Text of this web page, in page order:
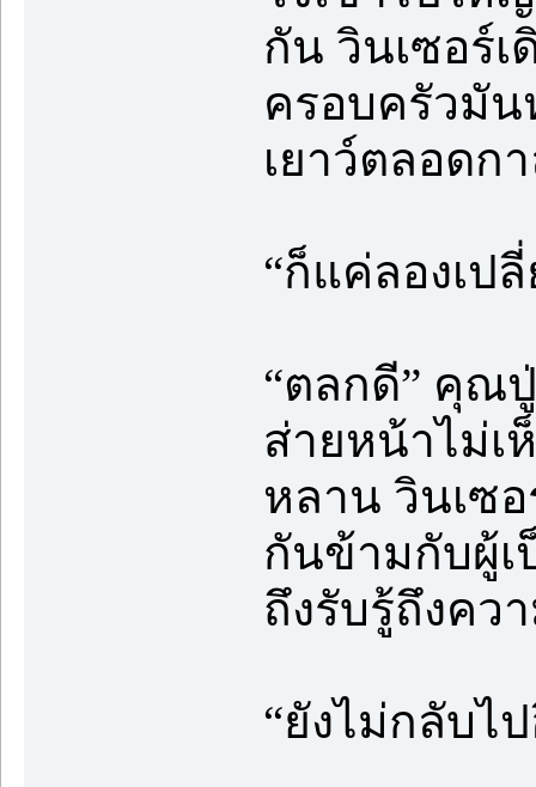
กัน วินเซอร์เ
ครอบครัวมั
เยาว์ตลอดก
“ก็แค่ลองเป
“ตลกดี” คุณ
ส่ายหน้าไม่เ
หลาน วินเซ
กันข้ามกับผู้เ
ถึงรับรู้ถึงคว
“ยังไม่กลับไป